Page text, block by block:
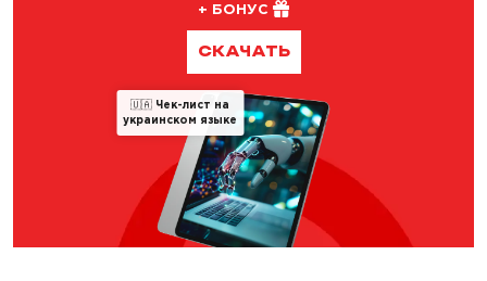
+ БОНУС
СКАЧАТЬ
🇺🇦 Чек-лист на
украинском языке